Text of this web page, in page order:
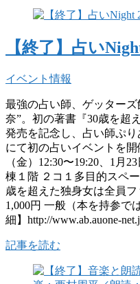
【終了】占い
イベント情報
最強の占い師、ゲッター
奈”。初の著書『30歳を超
発売を記念し、占い師ぷ
にて初の占いイベントを
（金）12:30〜19:20、1月
棟１階 ２コ１多目的スペ
歳を超えた独身女は全員
1,000円 一般（本を持参で
細】http://www.ab.auone-
記事を読む